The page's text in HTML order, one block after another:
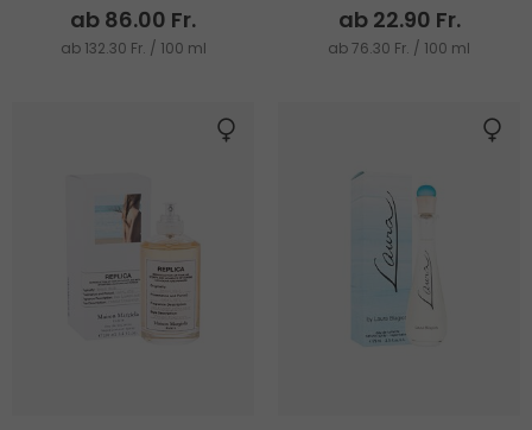
ab 86.00 Fr.
ab 132.30 Fr. / 100 ml
ab 22.90 Fr.
ab 76.30 Fr. / 100 ml